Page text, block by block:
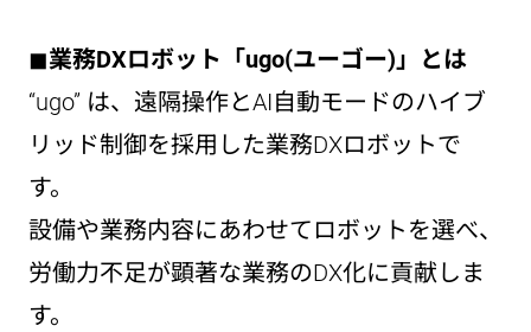
◼︎業務DXロボット「ugo(ユーゴー)」とは
“ugo” は、遠隔操作とAI⾃動モードのハイブ
リッド制御を採⽤した業務DXロボットで
す。
設備や業務内容にあわせてロボットを選べ、
労働力不足が顕著な業務のDX化に貢献しま
す。